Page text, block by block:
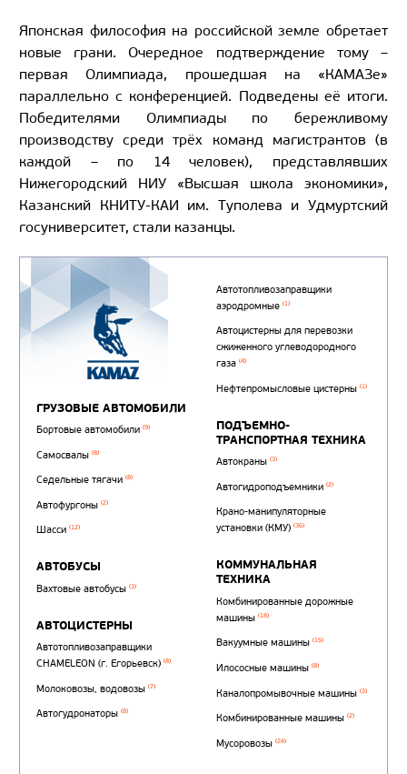
Японская философия на российской земле обретает
новые грани. Очередное подтверждение тому –
первая Олимпиада, прошедшая на «КАМАЗе»
параллельно с конференцией. Подведены её итоги.
Победителями Олимпиады по бережливому
производству среди трёх команд магистрантов (в
каждой – по 14 человек), представлявших
Нижегородский НИУ «Высшая школа экономики»,
Казанский КНИТУ-КАИ им. Туполева и Удмуртский
госуниверситет, стали казанцы.